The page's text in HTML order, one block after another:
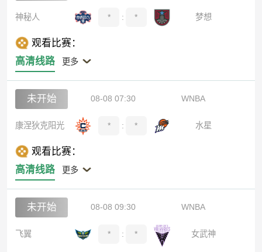
神秘人 * : * 梦想
观看比赛：
高清线路
更多
未开始 08-08 07:30 WNBA
康涅狄克阳光 * : * 水星
观看比赛：
高清线路
更多
未开始 08-08 09:30 WNBA
飞翼 * : * 女武神